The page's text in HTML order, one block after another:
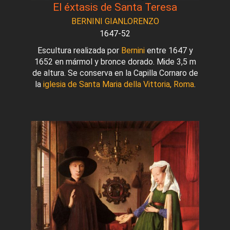
El éxtasis de Santa Teresa
BERNINI GIANLORENZO
1647-52
Escultura realizada por Berninientre 1647 y
1652 en mármol y bronce dorado. Mide 3,5 m
de altura. Se conserva en la Capilla Cornaro de
la iglesia de Santa Maria della Vittoria, Roma.